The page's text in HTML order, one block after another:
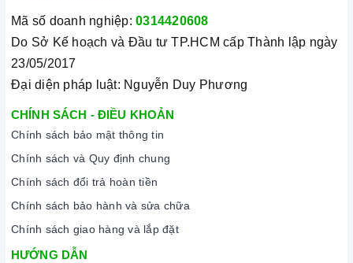
Mã số doanh nghiệp: 0314420608
Do Sở Kế hoạch và Đầu tư TP.HCM cấp Thành lập ngày
23/05/2017
Đại diện pháp luật: Nguyễn Duy Phương
CHÍNH SÁCH - ĐIỀU KHOẢN
Chính sách bảo mật thông tin
Chính sách và Quy định chung
Chính sách đổi trả hoàn tiền
Chính sách bảo hành và sửa chữa
Chính sách giao hàng và lắp đặt
HƯỚNG DẪN